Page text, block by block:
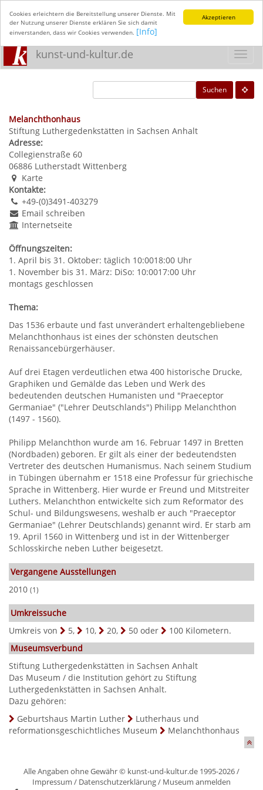
Akzeptieren
Cookies erleichtern die Bereitstellung unserer Dienste. Mit
der Nutzung unserer Dienste erklären Sie sich damit
einverstanden, dass wir Cookies verwenden. [Info]
kunst-und-kultur.de
Suchen
Melanchthonhaus
Stiftung Luthergedenkstätten in Sachsen Anhalt
Adresse:
Collegienstraße 60
06886 Lutherstadt Wittenberg
Karte
Kontakte:
+49-(0)3491-403279
Email schreiben
Internetseite
Öffnungszeiten:
1. April bis 31. Oktober: täglich 10:0018:00 Uhr
1. November bis 31. März: DiSo: 10:0017:00 Uhr
montags geschlossen
Thema:
Das 1536 erbaute und fast unverändert erhaltengebliebene
Melanchthonhaus ist eines der schönsten deutschen
Renaissancebürgerhäuser.
Auf drei Etagen verdeutlichen etwa 400 historische Drucke,
Graphiken und Gemälde das Leben und Werk des
bedeutenden deutschen Humanisten und "Praeceptor
Germaniae" ("Lehrer Deutschlands") Philipp Melanchthon
(1497 - 1560).
Philipp Melanchthon wurde am 16. Februar 1497 in Bretten
(Nordbaden) geboren. Er gilt als einer der bedeutendsten
Vertreter des deutschen Humanismus. Nach seinem Studium
in Tübingen übernahm er 1518 eine Professur für griechische
Sprache in Wittenberg. Hier wurde er Freund und Mitstreiter
Luthers. Melanchthon entwickelte sich zum Reformator des
Schul- und Bildungswesens, weshalb er auch "Praeceptor
Germaniae" (Lehrer Deutschlands) genannt wird. Er starb am
19. April 1560 in Wittenberg und ist in der Wittenberger
Schlosskirche neben Luther beigesetzt.
Vergangene Ausstellungen
2010 (1)
Umkreissuche
Umkreis von
5, 10, 20, 50 oder 100 Kilometern.
Museumsverbund
Stiftung Luthergedenkstätten in Sachsen Anhalt
Das Museum / die Institution gehört zu Stiftung
Luthergedenkstätten in Sachsen Anhalt.
Dazu gehören:
Geburtshaus Martin Luther
Lutherhaus und
reformationsgeschichtliches Museum
Melanchthonhaus
Alle Angaben ohne Gewähr © kunst-und-kultur.de 1995-2026 /
Impressum / Datenschutzerklärung/ Museum anmelden